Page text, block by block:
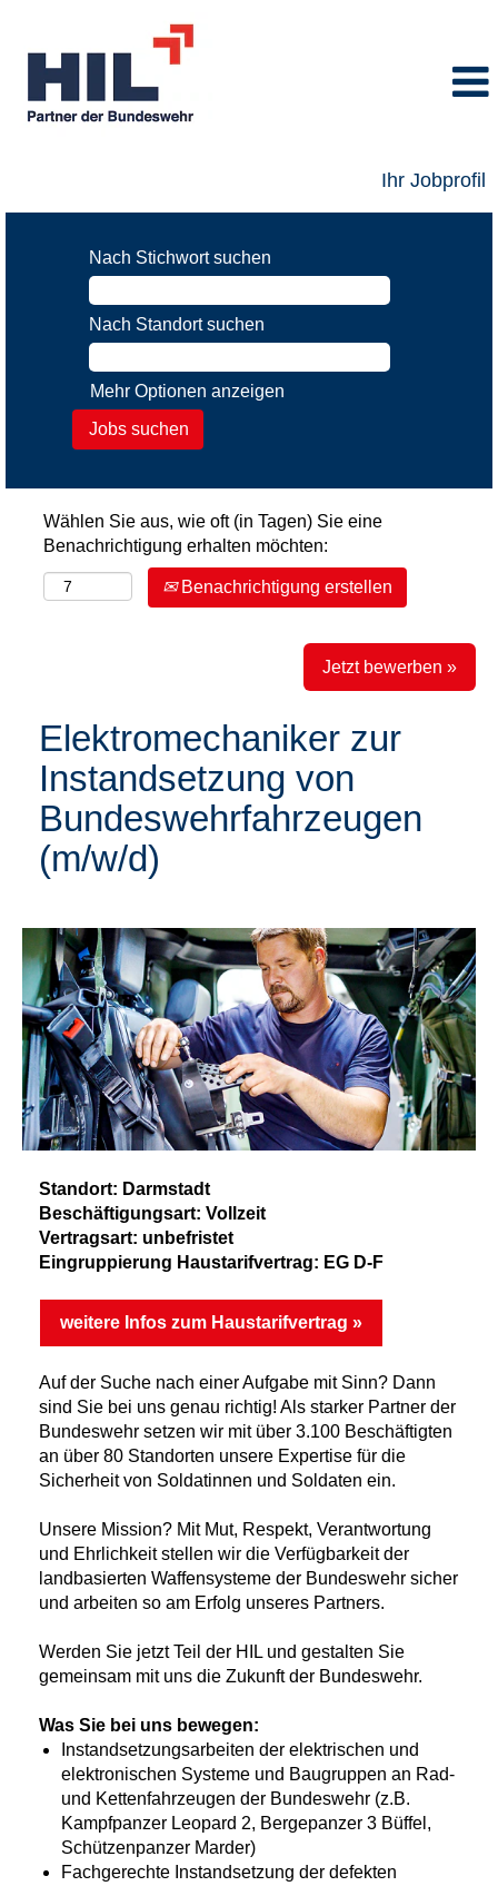
Ihr Jobprofil
Nach Stichwort suchen
Nach Standort suchen
Mehr Optionen anzeigen
Wählen Sie aus, wie oft (in Tagen) Sie eine
Benachrichtigung erhalten möchten:
Benachrichtigung erstellen
Jetzt bewerben »
Elektromechaniker zur
Instandsetzung von
Bundeswehrfahrzeugen
(m/w/d)
Standort: Darmstadt
Beschäftigungsart: Vollzeit
Vertragsart: unbefristet
Eingruppierung Haustarifvertrag: EG D-F
weitere Infos zum Haustarifvertrag »
Auf der Suche nach einer Aufgabe mit Sinn? Dann
sind Sie bei uns genau richtig! Als starker Partner der
Bundeswehr setzen wir mit über 3.100 Beschäftigten
an über 80 Standorten unsere Expertise für die
Sicherheit von Soldatinnen und Soldaten ein.
Unsere Mission? Mit Mut, Respekt, Verantwortung
und Ehrlichkeit stellen wir die Verfügbarkeit der
landbasierten Waffensysteme der Bundeswehr sicher
und arbeiten so am Erfolg unseres Partners.
Werden Sie jetzt Teil der HIL und gestalten Sie
gemeinsam mit uns die Zukunft der Bundeswehr.
Was Sie bei uns bewegen:
Instandsetzungsarbeiten der elektrischen und
elektronischen Systeme und Baugruppen an Rad-
und Kettenfahrzeugen der Bundeswehr (z.B.
Kampfpanzer Leopard 2, Bergepanzer 3 Büffel,
Schützenpanzer Marder)
Fachgerechte Instandsetzung der defekten